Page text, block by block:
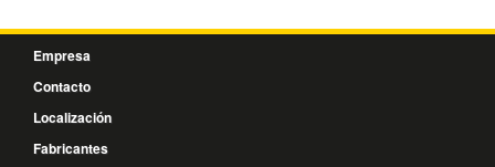
Empresa
Contacto
Localización
Fabricantes